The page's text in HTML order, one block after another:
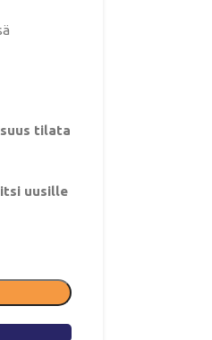
tilata
uusille